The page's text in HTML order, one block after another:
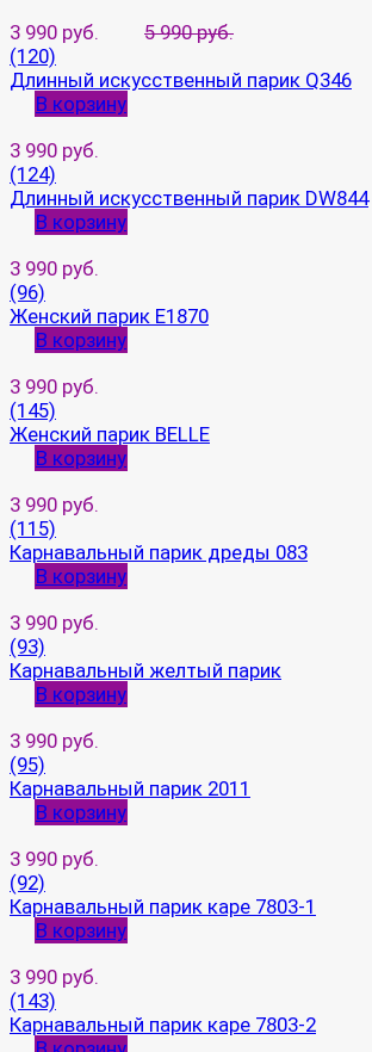
3 990 руб.
5 990 руб.
(120)
Длинный искусственный парик Q346
В корзину
3 990 руб.
(124)
Длинный искусственный парик DW844
В корзину
3 990 руб.
(96)
Женский парик E1870
В корзину
3 990 руб.
(145)
Женский парик BELLE
В корзину
3 990 руб.
(115)
Карнавальный парик дреды 083
В корзину
3 990 руб.
(93)
Карнавальный желтый парик
В корзину
3 990 руб.
(95)
Карнавальный парик 2011
В корзину
3 990 руб.
(92)
Карнавальный парик каре 7803-1
В корзину
3 990 руб.
(143)
Карнавальный парик каре 7803-2